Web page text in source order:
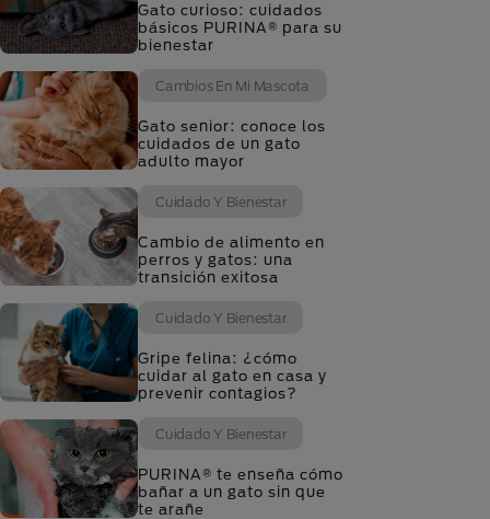
Gato curioso: cuidados
básicos PURINA® para su
bienestar
Cambios En Mi Mascota
Gato senior: conoce los
cuidados de un gato
adulto mayor
Cuidado Y Bienestar
Cambio de alimento en
perros y gatos: una
transición exitosa
Cuidado Y Bienestar
Gripe felina: ¿cómo
cuidar al gato en casa y
prevenir contagios?
Cuidado Y Bienestar
PURINA® te enseña cómo
bañar a un gato sin que
te arañe